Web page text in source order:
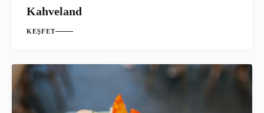
Kahveland
KEŞFET